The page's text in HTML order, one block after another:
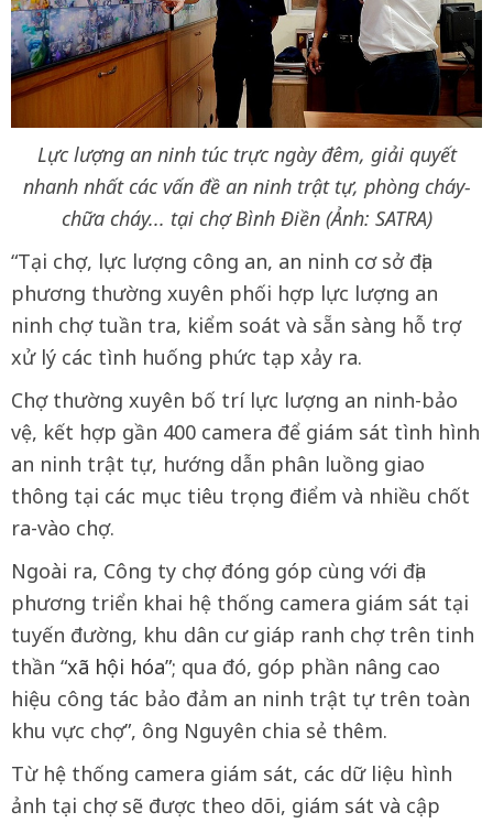
Lực lượng an ninh túc trực ngày đêm, giải quyết
nhanh nhất các vấn đề an ninh trật tự, phòng cháy-
chữa cháy... tại chợ Bình Điền (Ảnh: SATRA)
“Tại chợ, lực lượng công an, an ninh cơ sở địa
phương thường xuyên phối hợp lực lượng an
ninh chợ tuần tra, kiểm soát và sẵn sàng hỗ trợ
xử lý các tình huống phức tạp xảy ra.
Chợ thường xuyên bố trí lực lượng an ninh-bảo
vệ, kết hợp gần 400 camera để giám sát tình hình
an ninh trật tự, hướng dẫn phân luồng giao
thông tại các mục tiêu trọng điểm và nhiều chốt
ra-vào chợ.
Ngoài ra, Công ty chợ đóng góp cùng với địa
phương triển khai hệ thống camera giám sát tại
tuyến đường, khu dân cư giáp ranh chợ trên tinh
thần “xã hội hóa”; qua đó, góp phần nâng cao
hiệu công tác bảo đảm an ninh trật tự trên toàn
khu vực chợ”, ông Nguyên chia sẻ thêm.
Từ hệ thống camera giám sát, các dữ liệu hình
ảnh tại chợ sẽ được theo dõi, giám sát và cập